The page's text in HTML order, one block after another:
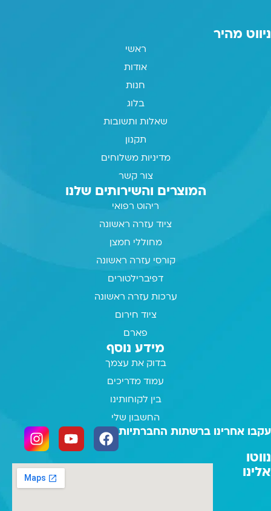
ניווט מהיר
ראשי
אודות
חנות
בלוג
שאלות ותשובות
תקנון
מדיניות משלוחים
צור קשר
המוצרים והשירותים שלנו
ריהוט רפואי
ציוד עזרה ראשונה
מחוללי חמצן
קורסי עזרה ראשונה
דפיברילטורים
ערכות עזרה ראשונה
ציוד חירום
פארם
מידע נוסף
בדוק את עצמך
עמוד מדריכים
בין לקוחותינו
החשבון שלי
עקבו אחרינו ברשתות החברתיות
נווטו
אלינו